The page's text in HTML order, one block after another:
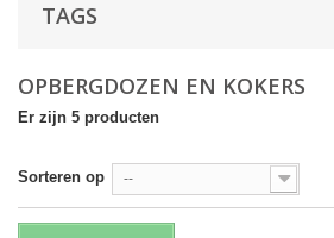
TAGS
OPBERGDOZEN EN KOKERS
Er zijn 5 producten
Sorteren op --